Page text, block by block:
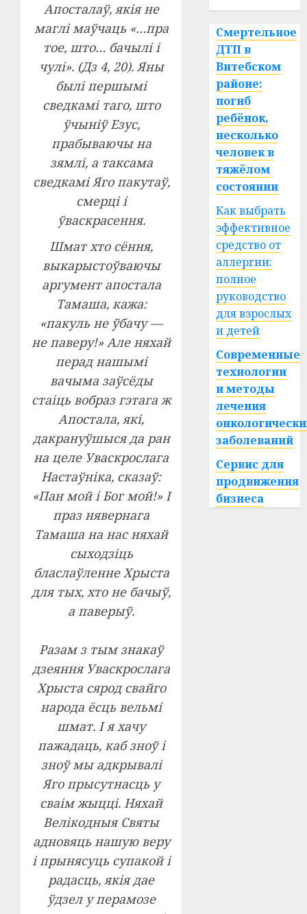
Апосталаў, якія не
маглі маўчаць «…пра
тое, што… бачылі і
чулі». (Дз 4, 20). Яны
былі першымі
сведкамі таго, што
ўчыніў Езус,
прабываючы на
зямлі, а таксама
сведкамі Яго пакутаў,
смерці і
ўваскрасення.
Шмат хто сёння,
выкарыстоўваючы
аргумент апостала
Тамаша, кажа:
«пакуль не ўбачу —
не паверу!» Але няхай
перад нашымі
вачыма заўсёды
стаіць вобраз гэтага ж
Апостала, які,
дакрануўшыся да ран
на целе Уваскрослага
Настаўніка, сказаў:
«Пан мой і Бог мой!» І
праз нявернага
Тамаша на нас няхай
сыходзіць
бласлаўленне Хрыста
для тых, хто не бачыў,
а паверыў.
Разам з тым знакаў
дзеяння Уваскрослага
Хрыста сярод свайго
народа ёсць вельмі
шмат. І я хачу
пажадаць, каб зноў і
зноў мы адкрывалі
Яго прысутнасць у
сваім жыцці. Няхай
Велікодныя Святы
адновяць нашую веру
і прынясуць супакой і
радасць, якія дае
ўдзел у перамозе
Смертельное
ДТП в
Витебском
районе:
погиб
ребёнок,
несколько
человек в
тяжёлом
состоянии
Как выбрать
эффективное
средство от
аллергии:
полное
руководство
для взрослых
и детей
Современные
технологии
и методы
лечения
заболеваний
Сервис для
продвижения
бизнеса